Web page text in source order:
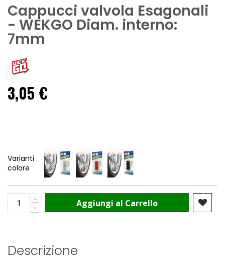
Cappucci valvola Esagonali
- WEKGO Diam. interno:
7mm
3,05 €
Varianti
colore
Aggiungi al Carrello
Descrizione